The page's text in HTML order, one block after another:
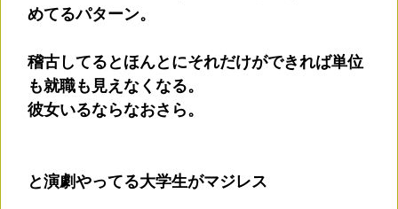
めてるパターン。
稽古してるとほんとにそれだけができれば単位
も就職も見えなくなる。
彼女いるならなおさら。
と演劇やってる大学生がマジレス